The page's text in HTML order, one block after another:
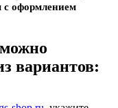
с оформлением
вариантов: